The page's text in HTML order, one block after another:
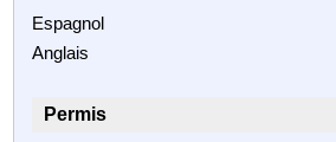
Espagnol
Anglais
Permis